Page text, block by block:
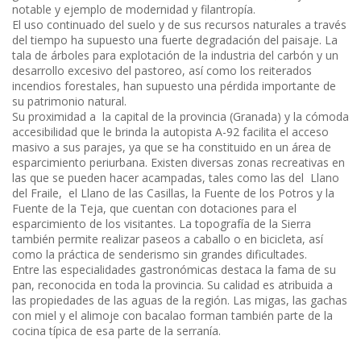
notable y ejemplo de modernidad y filantropía.
El uso continuado del suelo y de sus recursos naturales a través
del tiempo ha supuesto una fuerte degradación del paisaje. La
tala de árboles para explotación de la industria del carbón y un
desarrollo excesivo del pastoreo, así como los reiterados
incendios forestales, han supuesto una pérdida importante de
su patrimonio natural.
Su proximidad a la capital de la provincia (Granada) y la cómoda
accesibilidad que le brinda la autopista A-92 facilita el acceso
masivo a sus parajes, ya que se ha constituido en un área de
esparcimiento periurbana. Existen diversas zonas recreativas en
las que se pueden hacer acampadas, tales como las del Llano
del Fraile, el Llano de las Casillas, la Fuente de los Potros y la
Fuente de la Teja, que cuentan con dotaciones para el
esparcimiento de los visitantes. La topografía de la Sierra
también permite realizar paseos a caballo o en bicicleta, así
como la práctica de senderismo sin grandes dificultades.
Entre las especialidades gastronómicas destaca la fama de su
pan, reconocida en toda la provincia. Su calidad es atribuida a
las propiedades de las aguas de la región. Las migas, las gachas
con miel y el alimoje con bacalao forman también parte de la
cocina típica de esa parte de la serranía.